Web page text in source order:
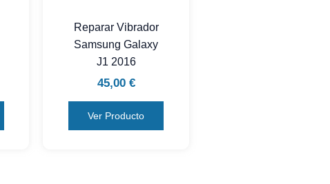
Reparar Vibrador
Samsung Galaxy
J1 2016
45,00 €
Ver Producto